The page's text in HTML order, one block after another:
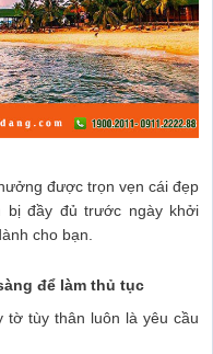
được trọn vẹn cái đẹp
bị đầy đủ trước ngày khởi
cho bạn.
để làm thủ tục
tờ tùy thân luôn là yêu cầu